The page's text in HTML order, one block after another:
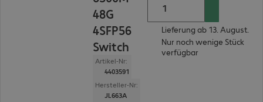
48G
4SFP56
Switch
Artikel-Nr:
4403591
Hersteller-Nr:
JL663A
Lieferung ab 13. August.
Nur noch wenige Stück
verfügbar